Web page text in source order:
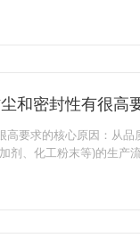
和密封性有很高
高要求的核心原因：从品
剂、化工粉末等)的生产
产品质量稳定性，更直接
因：一、保障产品物理与